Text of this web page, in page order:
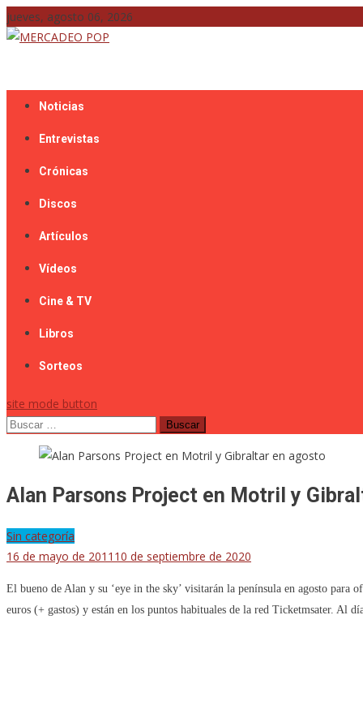
Skip
to
jueves, agosto 06, 2026
Noticias
Entrevistas
Crónicas
Discos
Artículos
Vídeos
Cine & TV
Libros
Sorteos
site mode button
Buscar:
Alan Parsons Project en Motril y
Sin categoría
16 de mayo de 2011 10 de septiembre de 2020
El bueno de Alan y su ‘eye in the sky’ visitarán la península en agosto para
euros (+ gastos) y están en los puntos habituales de la red Ticketmsater. Al